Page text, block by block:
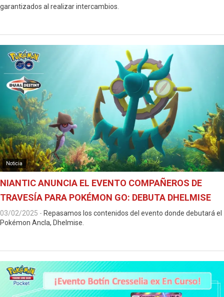
garantizados al realizar intercambios.
Noticia
NIANTIC ANUNCIA EL EVENTO COMPAÑEROS DE
TRAVESÍA PARA POKÉMON GO: DEBUTA DHELMISE
03/02/2025 - Repasamos los contenidos del evento donde debutará el
Pokémon Ancla, Dhelmise.